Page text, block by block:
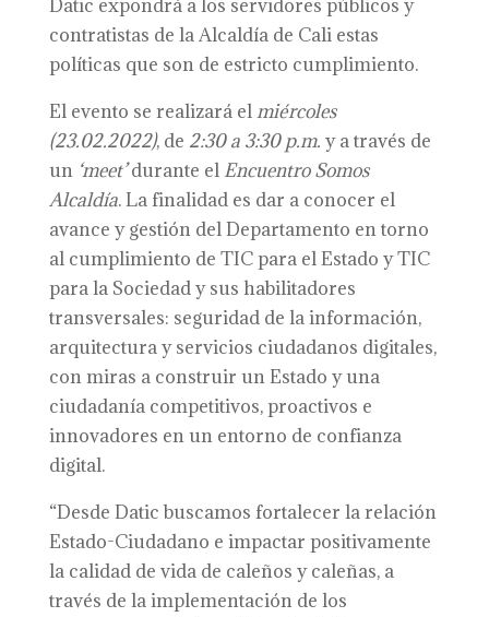
Datic expondrá a los servidores públicos y
contratistas de la Alcaldía de Cali estas
políticas que son de estricto cumplimiento.
El evento se realizará elmiércoles
(23.02.2022), de 2:30 a 3:30 p.m. y a través de
un ‘meet’durante el Encuentro Somos
Alcaldía. La finalidad es dar a conocer el
avance y gestión del Departamento en torno
al cumplimiento de TIC para el Estado y TIC
para la Sociedad y sus habilitadores
transversales: seguridad de la información,
arquitectura y servicios ciudadanos digitales,
con miras a construir un Estado y una
ciudadanía competitivos, proactivos e
innovadores en un entorno de confianza
digital.
“Desde Datic buscamos fortalecer la relación
Estado-Ciudadano e impactar positivamente
la calidad de vida de caleños y caleñas, a
través de la implementación de los